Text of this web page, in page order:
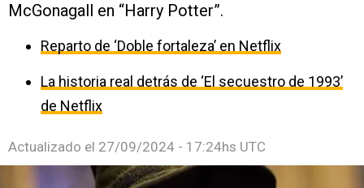
McGonagall en “Harry Potter”.
Reparto de ‘Doble fortaleza’ en Netflix
La historia real detrás de ‘El secuestro de 1993’
de Netflix
Actualizado el 27/09/2024 - 17:24hs UTC